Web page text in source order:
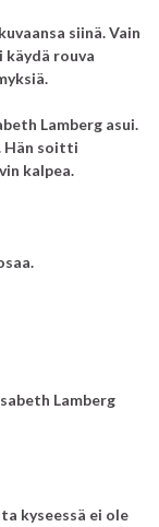
siinä. Vain
rouva
Lamberg asui.
Hän soitti
kalpea.
Lamberg
kyseessä ei ole